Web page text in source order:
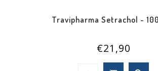
Travipharma Setrachol -
€21,90